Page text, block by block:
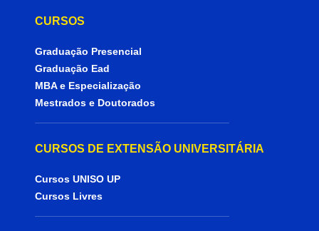
CURSOS
Graduação Presencial
Graduação Ead
MBA e Especialização
Mestrados e Doutorados
CURSOS DE EXTENSÃO UNIVERSITÁRIA
Cursos UNISO UP
Cursos Livres